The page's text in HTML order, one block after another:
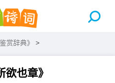
赏辞典》 >
欲也章》